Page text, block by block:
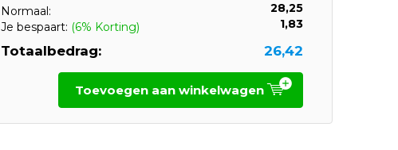
Normaal:
28,25
Je bespaart: (6% Korting) 1,83
Totaalbedrag: 26,42
Toevoegen aan winkelwagen